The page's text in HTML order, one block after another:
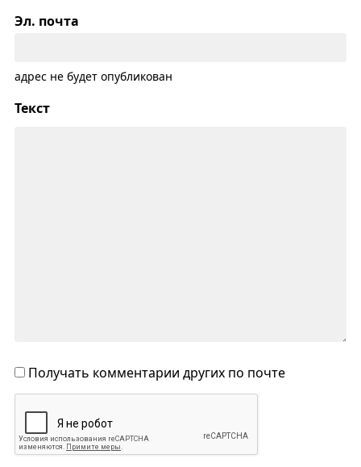
Эл. почта
адрес не будет опубликован
Текст
Получать комментарии других по почте